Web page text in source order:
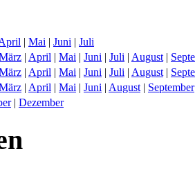
| Mai | Juni | Juli
| April | Mai | Juni | Juli | August |
| April | Mai | Juni | Juli | August |
| April | Mai | Juni | August | September
| Dezember